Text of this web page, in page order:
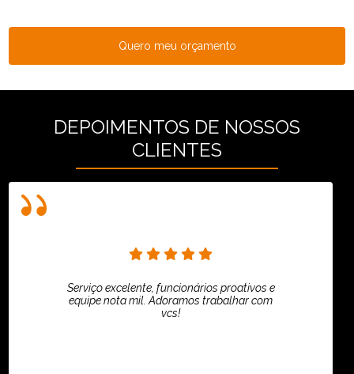
Quero meu orçamento
DEPOIMENTOS DE NOSSOS
CLIENTES
Serviço excelente, funcionários proativos e
equipe nota mil. Adoramos trabalhar com
vcs!